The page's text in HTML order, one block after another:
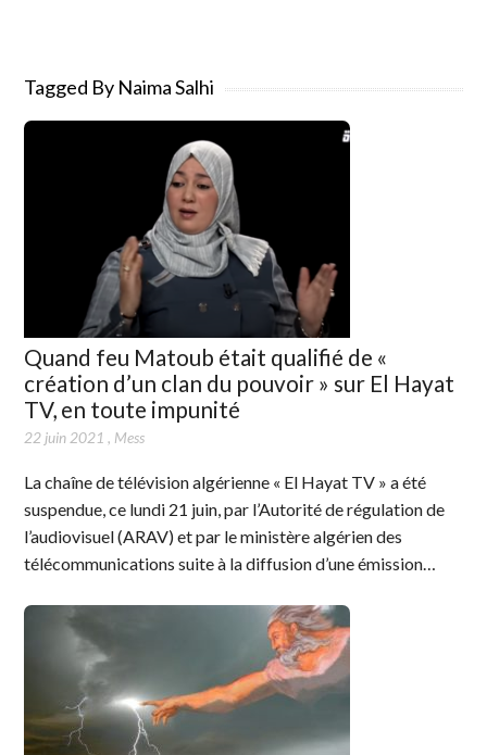
Tagged By Naima Salhi
Quand feu Matoub était qualifié de «
création d’un clan du pouvoir » sur El Hayat
TV, en toute impunité
22 juin 2021 , Mess
La chaîne de télévision algérienne « El Hayat TV » a été
suspendue, ce lundi 21 juin, par l’Autorité de régulation de
l’audiovisuel (ARAV) et par le ministère algérien des
télécommunications suite à la diffusion d’une émission…